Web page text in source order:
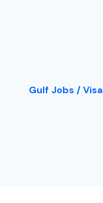
Gulf Jobs / Visa